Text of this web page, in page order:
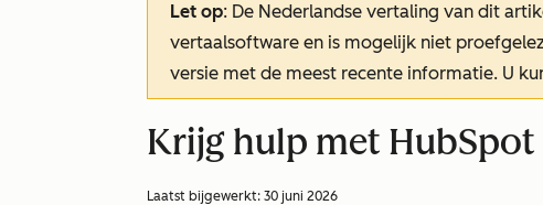
Let op: De Nederlandse vertaling van dit
vertaalsoftware en is mogelijk niet
versie met de meest recente informatie. U
Krijg hulp met HubSpot
Laatst bijgewerkt: 30 juni 2026